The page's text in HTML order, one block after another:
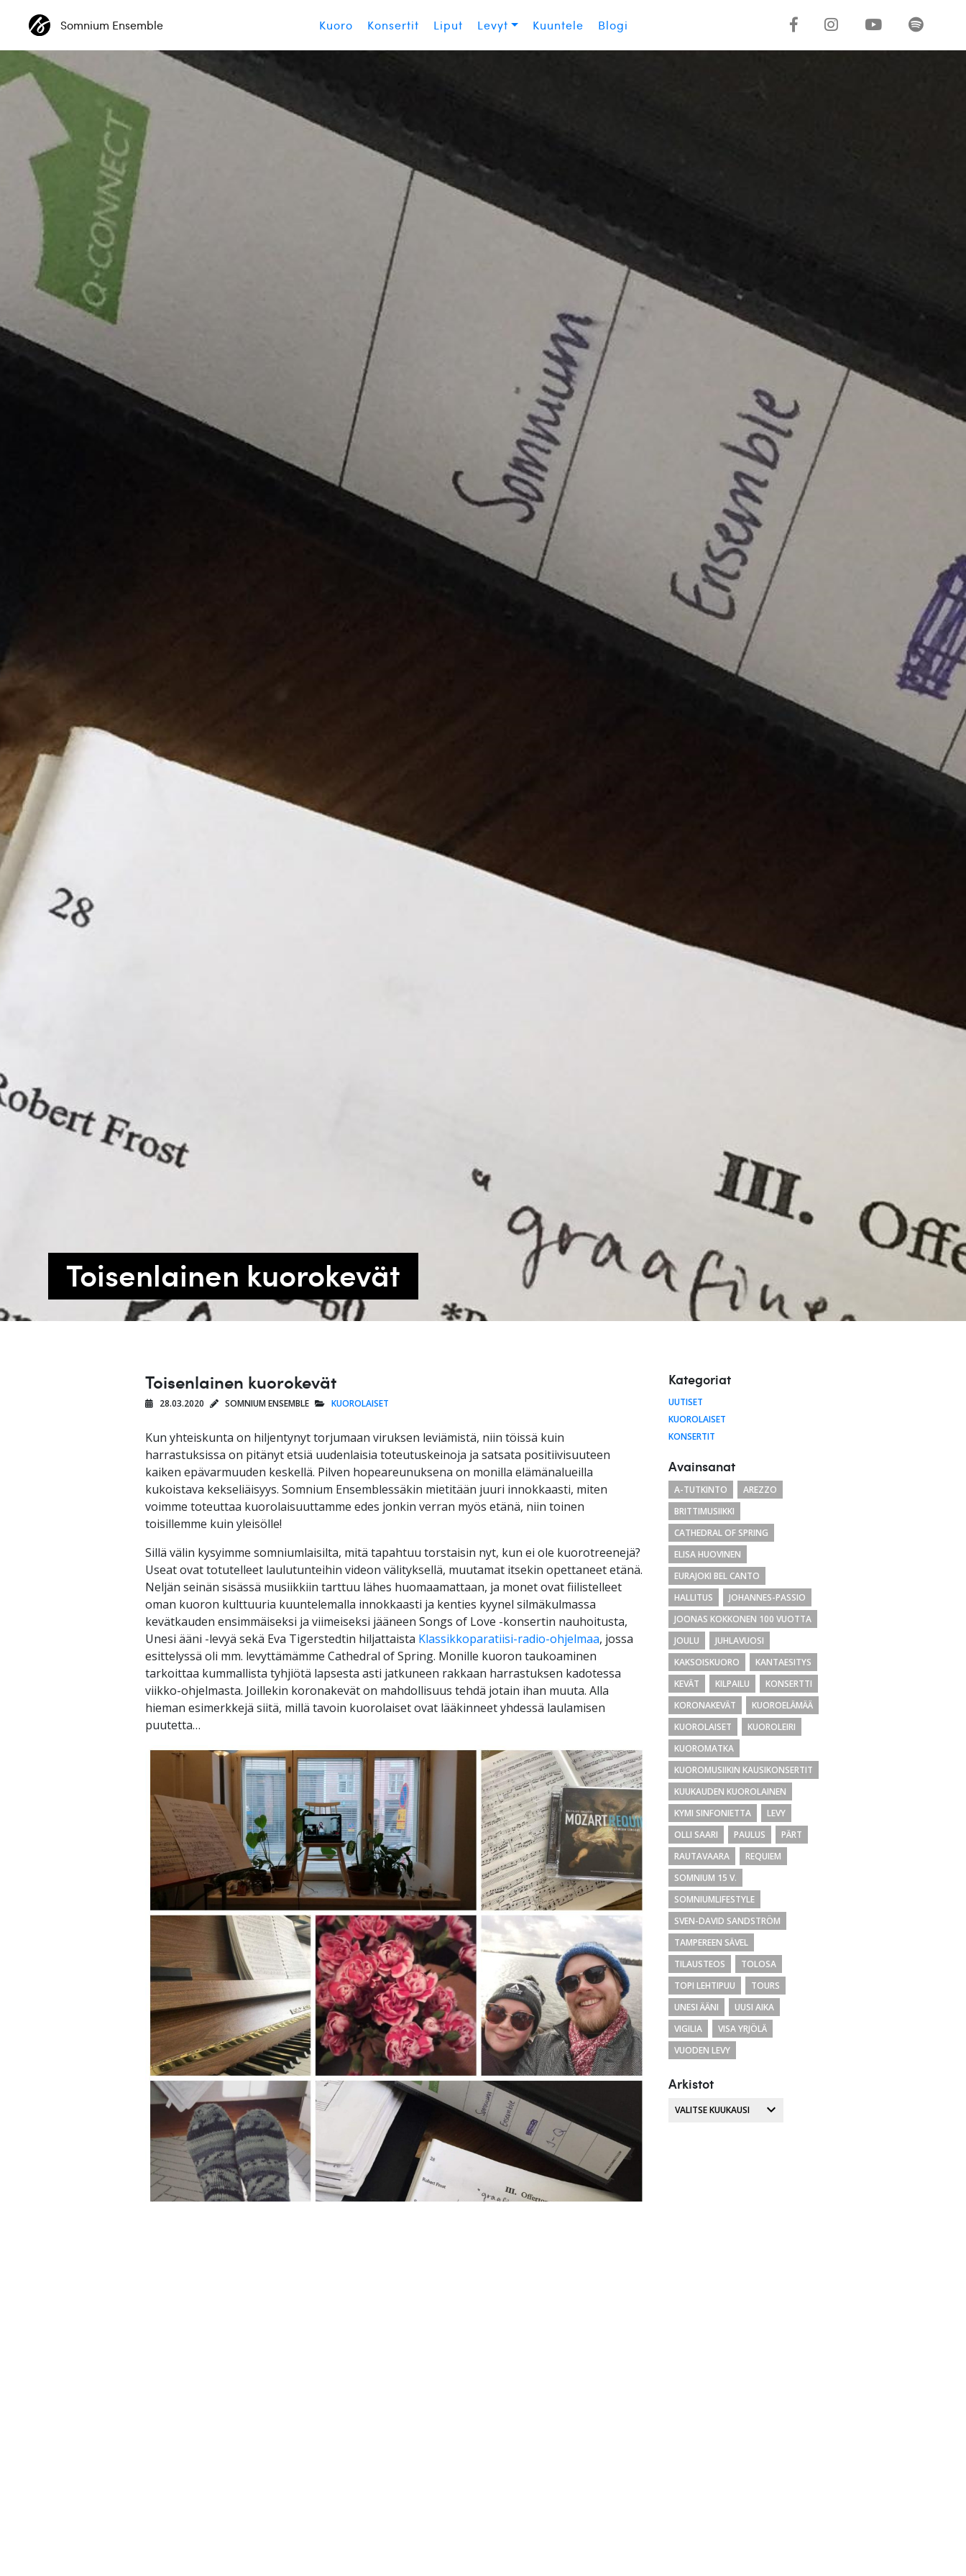
Somnium Ensemble Kuoro Konsertit Liput Levyt Kuuntele Blogi
Toisenlainen kuorokevät
Toisenlainen kuorokevät
28.03.2020 SOMNIUM ENSEMBLE KUOROLAISET
Kun yhteiskunta on hiljentynyt torjumaan viruksen leviämistä, niin töissä kuin
harrastuksissa on pitänyt etsiä uudenlaisia toteutuskeinoja ja satsata positiivisuuteen
kaiken epävarmuuden keskellä. Pilven hopeareunuksena on monilla elämänalueilla
kukoistava kekseliäisyys. Somnium Ensemblessäkin mietitään juuri innokkaasti, miten
voimme toteuttaa kuorolaisuuttamme edes jonkin verran myös etänä, niin toinen
toisillemme kuin yleisölle!
Sillä välin kysyimme somniumlaisilta, mitä tapahtuu torstaisin nyt, kun ei ole kuorotreenejä?
Useat ovat totutelleet laulutunteihin videon välityksellä, muutamat itsekin opettaneet etänä.
Neljän seinän sisässä musiikkiin tarttuu lähes huomaamattaan, ja monet ovat fiilistelleet
oman kuoron kulttuuria kuuntelemalla innokkaasti ja kenties kyynel silmäkulmassa
kevätkauden ensimmäiseksi ja viimeiseksi jääneen Songs of Love -konsertin nauhoitusta,
Unesi ääni -levyä sekä Eva Tigerstedtin hiljattaista Klassikkoparatiisi-radio-ohjelmaa, jossa
esittelyssä oli mm. levyttämämme Cathedral of Spring. Monille kuoron taukoaminen
tarkoittaa kummallista tyhjiötä lapsesta asti jatkuneen rakkaan harrastuksen kadotessa
viikko-ohjelmasta. Joillekin koronakevät on mahdollisuus tehdä jotain ihan muuta. Alla
hieman esimerkkejä siitä, millä tavoin kuorolaiset ovat lääkinneet yhdessä laulamisen
puutetta…
Kategoriat
UUTISET
KUOROLAISET
KONSERTIT
Avainsanat
A-TUTKINTO
AREZZO
BRITTIMUSIIKKI
CATHEDRAL OF SPRING
ELISA HUOVINEN
EURAJOKI BEL CANTO
HALLITUS
JOHANNES-PASSIO
JOONAS KOKKONEN 100 VUOTTA
JOULU
JUHLAVUOSI
KAKSOISKUORO
KANTAESITYS
KEVÄT
KILPAILU
KONSERTTI
KORONAKEVÄT
KUOROELÄMÄÄ
KUOROLAISET
KUOROLEIRI
KUOROMATKA
KUOROMUSIIKIN KAUSIKONSERTIT
KUUKAUDEN KUOROLAINEN
KYMI SINFONIETTA
LEVY
OLLI SAARI
PAULUS
PÄRT
RAUTAVAARA
REQUIEM
SOMNIUM 15 V.
SOMNIUMLIFESTYLE
SVEN-DAVID SANDSTRÖM
TAMPEREEN SÄVEL
TILAUSTEOS
TOLOSA
TOPI LEHTIPUU
TOURS
UNESI ÄÄNI
UUSI AIKA
VIGILIA
VISA YRJÖLÄ
VUODEN LEVY
Arkistot